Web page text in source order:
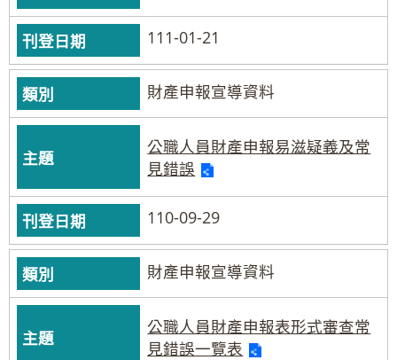
111-01-21
財產申報宣導資料
公職人員財產申報易滋疑義及常
見錯誤
110-09-29
財產申報宣導資料
公職人員財產申報表形式審查常
見錯誤一覽表